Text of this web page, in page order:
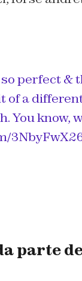
perfect &
of a
know,
parte